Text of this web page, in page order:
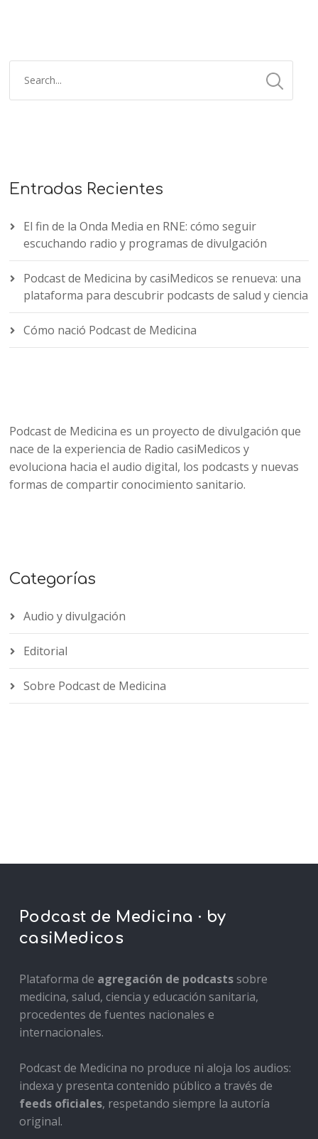
Entradas Recientes
El fin de la Onda Media en RNE: cómo seguir
escuchando radio y programas de divulgación
Podcast de Medicina by casiMedicos se renueva: una
plataforma para descubrir podcasts de salud y ciencia
Cómo nació Podcast de Medicina
Podcast de Medicina es un proyecto de divulgación que
nace de la experiencia de Radio casiMedicos y
evoluciona hacia el audio digital, los podcasts y nuevas
formas de compartir conocimiento sanitario.
Categorías
Audio y divulgación
Editorial
Sobre Podcast de Medicina
Podcast de Medicina · by
casiMedicos
Plataforma de agregación de podcastssobre
medicina, salud, ciencia y educación sanitaria,
procedentes de fuentes nacionales e
internacionales.
Podcast de Medicina no produce ni aloja los audios:
indexa y presenta contenido público a través de
feeds oficiales, respetando siempre la autoría
original.